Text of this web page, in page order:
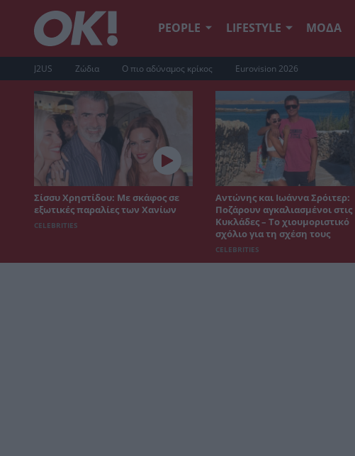
PEOPLE LIFESTYLE ΜΟΔΑ
J2US Ζώδια Ο πιο αδύναμος κρίκος Eurovision 2026
Σίσσυ Χρηστίδου: Με σκάφος σε
εξωτικές παραλίες των Χανίων
CELEBRITIES
Αντώνης και Ιωάννα Σρόιτερ:
Ποζάρουν αγκαλιασμένοι στις
Κυκλάδες – Το χιουμοριστικό
σχόλιο για τη σχέση τους
CELEBRITIES